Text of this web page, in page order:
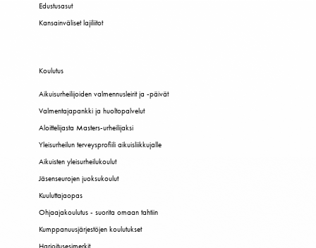
Edustusasut
Kansainväliset lajiliitot
Koulutus
Aikuisurheilijoiden valmennusleirit ja -päivät
Valmentajapankki ja huoltopalvelut
Aloittelijasta Masters-urheilijaksi
Yleisurheilun terveysprofiili aikuisliikkujalle
Aikuisten yleisurheilukoulut
Jäsenseurojen juoksukoulut
Kuuluttajaopas
Ohjaajakoulutus - suorita omaan tahtiin
Kumppanuusjärjestöjen koulutukset